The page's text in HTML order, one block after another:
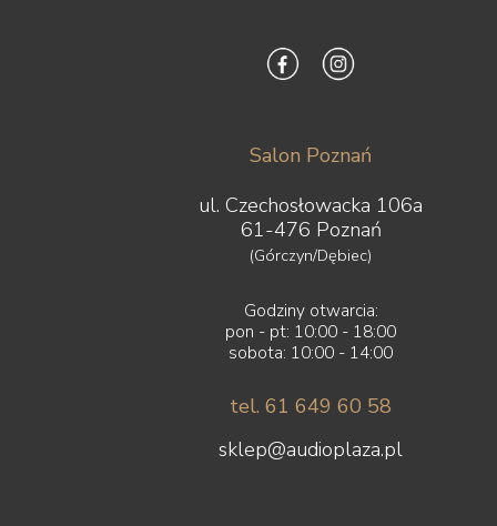
Salon Poznań
ul. Czechosłowacka 106a
61-476 Poznań
(Górczyn/Dębiec)
Godziny otwarcia:
pon - pt: 10:00 - 18:00
sobota: 10:00 - 14:00
tel. 61 649 60 58
sklep@audioplaza.pl